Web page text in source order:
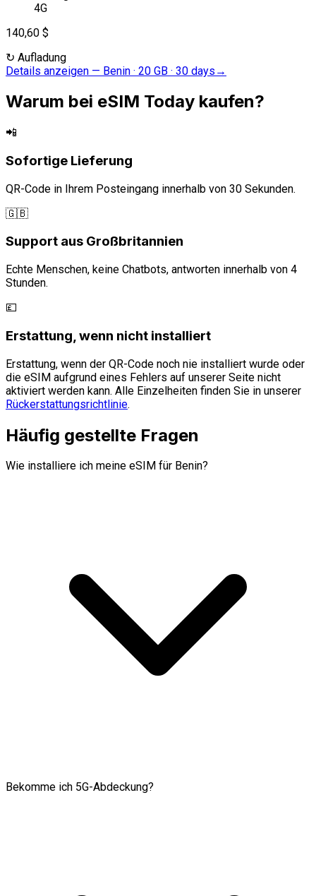
4G
140,60 $
↻ Aufladung
Details anzeigen — Benin · 20 GB · 30 days →
Warum bei eSIM Today kaufen?
📲
Sofortige Lieferung
QR-Code in Ihrem Posteingang innerhalb von 30 Sekunden.
🇬🇧
Support aus Großbritannien
Echte Menschen, keine Chatbots, antworten innerhalb von 4
Stunden.
💷
Erstattung, wenn nicht installiert
Erstattung, wenn der QR-Code noch nie installiert wurde oder
die eSIM aufgrund eines Fehlers auf unserer Seite nicht
aktiviert werden kann. Alle Einzelheiten finden Sie in unserer
Rückerstattungsrichtlinie.
Häufig gestellte Fragen
Wie installiere ich meine eSIM für Benin?
Bekomme ich 5G-Abdeckung?